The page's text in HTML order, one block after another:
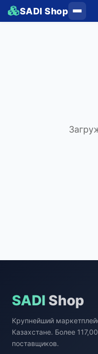
SADI Shop
SADI Shop
Крупнейший
Казахстане. Более
поставщиков.